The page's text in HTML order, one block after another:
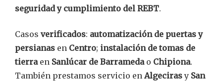
seguridad y cumplimiento del REBT.
Casos verificados: automatización de puertas y
persianas en Centro; instalación de tomas de
tierraen Sanlúcar de Barramedao Chipiona.
También prestamos servicio en Algecirasy San